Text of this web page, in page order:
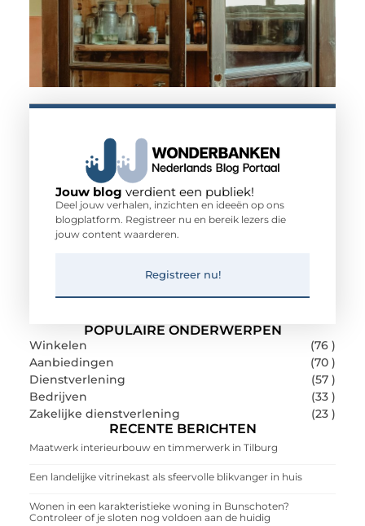
POPULAIRE ONDERWERPEN
Winkelen
(76 )
Aanbiedingen
(70 )
Dienstverlening
(57 )
Bedrijven
(33 )
Zakelijke dienstverlening
(23 )
RECENTE BERICHTEN
Maatwerk interieurbouw en timmerwerk in Tilburg
Een landelijke vitrinekast als sfeervolle blikvanger in huis
Wonen in een karakteristieke woning in Bunschoten?
Controleer of je sloten nog voldoen aan de huidig
Jouw blog verdient een publiek!
Deel jouw verhalen, inzichten en ideeën op ons
blogplatform. Registreer nu en bereik lezers die
jouw content waarderen.
Registreer nu!